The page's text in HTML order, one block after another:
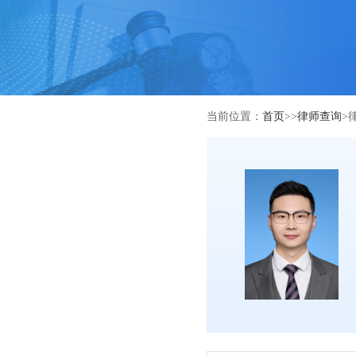
当前位置： 首页>>律师查询>